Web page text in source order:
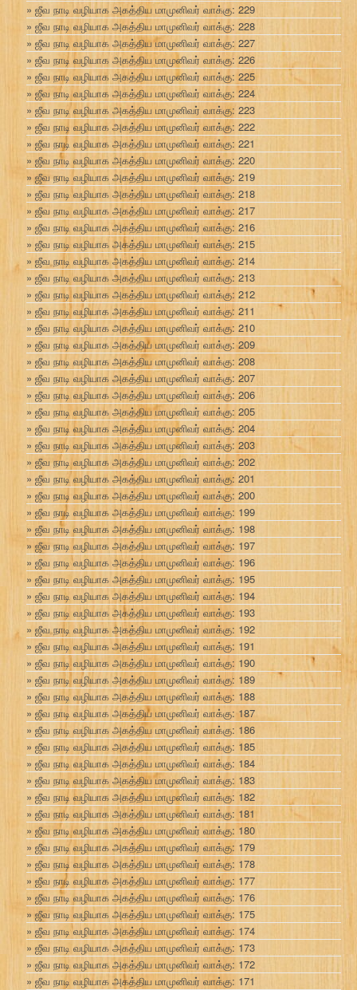
ஜீவ நாடி வழியாக அகத்திய மாமுனிவர் வாக்கு: 229
ஜீவ நாடி வழியாக அகத்திய மாமுனிவர் வாக்கு: 228
ஜீவ நாடி வழியாக அகத்திய மாமுனிவர் வாக்கு: 227
ஜீவ நாடி வழியாக அகத்திய மாமுனிவர் வாக்கு: 226
ஜீவ நாடி வழியாக அகத்திய மாமுனிவர் வாக்கு: 225
ஜீவ நாடி வழியாக அகத்திய மாமுனிவர் வாக்கு: 224
ஜீவ நாடி வழியாக அகத்திய மாமுனிவர் வாக்கு: 223
ஜீவ நாடி வழியாக அகத்திய மாமுனிவர் வாக்கு: 222
ஜீவ நாடி வழியாக அகத்திய மாமுனிவர் வாக்கு: 221
ஜீவ நாடி வழியாக அகத்திய மாமுனிவர் வாக்கு: 220
ஜீவ நாடி வழியாக அகத்திய மாமுனிவர் வாக்கு: 219
ஜீவ நாடி வழியாக அகத்திய மாமுனிவர் வாக்கு: 218
ஜீவ நாடி வழியாக அகத்திய மாமுனிவர் வாக்கு: 217
ஜீவ நாடி வழியாக அகத்திய மாமுனிவர் வாக்கு: 216
ஜீவ நாடி வழியாக அகத்திய மாமுனிவர் வாக்கு: 215
ஜீவ நாடி வழியாக அகத்திய மாமுனிவர் வாக்கு: 214
ஜீவ நாடி வழியாக அகத்திய மாமுனிவர் வாக்கு: 213
ஜீவ நாடி வழியாக அகத்திய மாமுனிவர் வாக்கு: 212
ஜீவ நாடி வழியாக அகத்திய மாமுனிவர் வாக்கு: 211
ஜீவ நாடி வழியாக அகத்திய மாமுனிவர் வாக்கு: 210
ஜீவ நாடி வழியாக அகத்திய மாமுனிவர் வாக்கு: 209
ஜீவ நாடி வழியாக அகத்திய மாமுனிவர் வாக்கு: 208
ஜீவ நாடி வழியாக அகத்திய மாமுனிவர் வாக்கு: 207
ஜீவ நாடி வழியாக அகத்திய மாமுனிவர் வாக்கு: 206
ஜீவ நாடி வழியாக அகத்திய மாமுனிவர் வாக்கு: 205
ஜீவ நாடி வழியாக அகத்திய மாமுனிவர் வாக்கு: 204
ஜீவ நாடி வழியாக அகத்திய மாமுனிவர் வாக்கு: 203
ஜீவ நாடி வழியாக அகத்திய மாமுனிவர் வாக்கு: 202
ஜீவ நாடி வழியாக அகத்திய மாமுனிவர் வாக்கு: 201
ஜீவ நாடி வழியாக அகத்திய மாமுனிவர் வாக்கு: 200
ஜீவ நாடி வழியாக அகத்திய மாமுனிவர் வாக்கு: 199
ஜீவ நாடி வழியாக அகத்திய மாமுனிவர் வாக்கு: 198
ஜீவ நாடி வழியாக அகத்திய மாமுனிவர் வாக்கு: 197
ஜீவ நாடி வழியாக அகத்திய மாமுனிவர் வாக்கு: 196
ஜீவ நாடி வழியாக அகத்திய மாமுனிவர் வாக்கு: 195
ஜீவ நாடி வழியாக அகத்திய மாமுனிவர் வாக்கு: 194
ஜீவ நாடி வழியாக அகத்திய மாமுனிவர் வாக்கு: 193
ஜீவ நாடி வழியாக அகத்திய மாமுனிவர் வாக்கு: 192
ஜீவ நாடி வழியாக அகத்திய மாமுனிவர் வாக்கு: 191
ஜீவ நாடி வழியாக அகத்திய மாமுனிவர் வாக்கு: 190
ஜீவ நாடி வழியாக அகத்திய மாமுனிவர் வாக்கு: 189
ஜீவ நாடி வழியாக அகத்திய மாமுனிவர் வாக்கு: 188
ஜீவ நாடி வழியாக அகத்திய மாமுனிவர் வாக்கு: 187
ஜீவ நாடி வழியாக அகத்திய மாமுனிவர் வாக்கு: 186
ஜீவ நாடி வழியாக அகத்திய மாமுனிவர் வாக்கு: 185
ஜீவ நாடி வழியாக அகத்திய மாமுனிவர் வாக்கு: 184
ஜீவ நாடி வழியாக அகத்திய மாமுனிவர் வாக்கு: 183
ஜீவ நாடி வழியாக அகத்திய மாமுனிவர் வாக்கு: 182
ஜீவ நாடி வழியாக அகத்திய மாமுனிவர் வாக்கு: 181
ஜீவ நாடி வழியாக அகத்திய மாமுனிவர் வாக்கு: 180
ஜீவ நாடி வழியாக அகத்திய மாமுனிவர் வாக்கு: 179
ஜீவ நாடி வழியாக அகத்திய மாமுனிவர் வாக்கு: 178
ஜீவ நாடி வழியாக அகத்திய மாமுனிவர் வாக்கு: 177
ஜீவ நாடி வழியாக அகத்திய மாமுனிவர் வாக்கு: 176
ஜீவ நாடி வழியாக அகத்திய மாமுனிவர் வாக்கு: 175
ஜீவ நாடி வழியாக அகத்திய மாமுனிவர் வாக்கு: 174
ஜீவ நாடி வழியாக அகத்திய மாமுனிவர் வாக்கு: 173
ஜீவ நாடி வழியாக அகத்திய மாமுனிவர் வாக்கு: 172
ஜீவ நாடி வழியாக அகத்திய மாமுனிவர் வாக்கு: 171